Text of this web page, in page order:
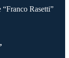
Rasetti”